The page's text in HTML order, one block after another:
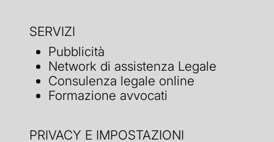
SERVIZI
Pubblicità
Network di assistenza Legale
Consulenza legale online
Formazione avvocati
PRIVACY E IMPOSTAZIONI